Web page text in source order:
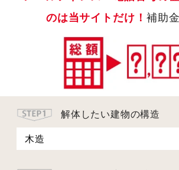
のは当サイトだけ！ 補助
解体したい建物の構造